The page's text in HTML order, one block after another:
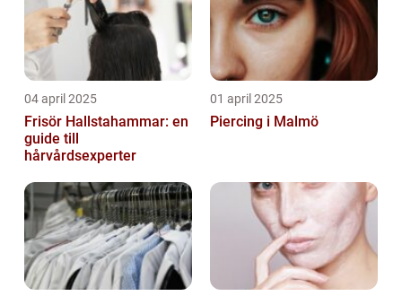
04 april 2025
Frisör Hallstahammar: en
guide till
hårvårdsexperter
01 april 2025
Piercing i Malmö